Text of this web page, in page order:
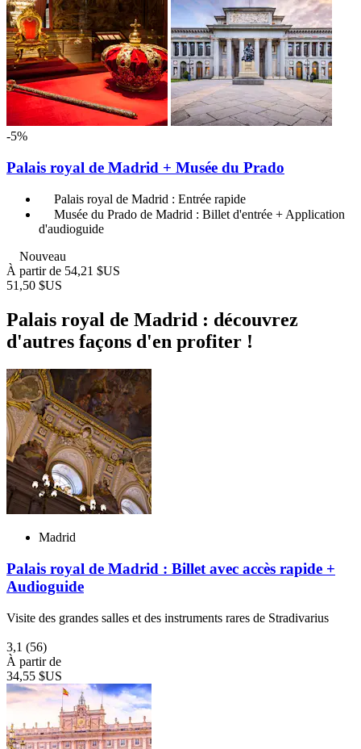
-5%
Palais royal de Madrid + Musée du Prado
Palais royal de Madrid : Entrée rapide
Musée du Prado de Madrid : Billet d'entrée + Application
d'audioguide
Nouveau
À partir de 54,21 $US
51,50 $US
Palais royal de Madrid : découvrez
d'autres façons d'en profiter !
Madrid
Palais royal de Madrid : Billet avec accès rapide +
Audioguide
Visite des grandes salles et des instruments rares de Stradivarius
3,1 (56)
À partir de
34,55 $US